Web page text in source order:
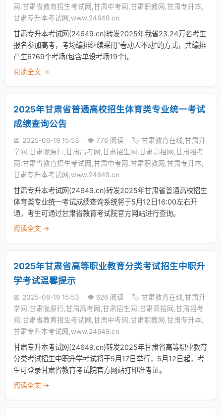
网,甘肃省教育招生考试网,甘肃中考网,甘肃职教网,甘肃专升本,
甘肃专升本考试网,www.24649.cn
甘肃专升本考试网(24649.cn)转发2025年我省23.24万名考生
报名参加高考，考场编排继续采用“卷动人不动”的方式，共编排
产生6769个考场(包含单设考场19个)。
阅读全文 →
2025年甘肃省普通高校招生体育类专业统一考试
成绩查询公告
📅 2025-06-19 15:53 👁️ 776 阅读
🏷️ 甘肃教育在线,甘肃升
学网,甘肃陇原行,甘肃高考网,甘肃招生网,甘肃高招网,甘肃招考
网,甘肃省教育招生考试网,甘肃中考网,甘肃职教网,甘肃专升本,
甘肃专升本考试网,www.24649.cn
甘肃专升本考试网(24649.cn)转发2025年甘肃省普通高校招生
体育类专业统一考试成绩查询系统将于5月12日16:00左右开
通，考生可通过甘肃省教育考试院官方网站进行查询。
阅读全文 →
2025年甘肃省高等职业教育分类考试招生中职升
学考试温馨提示
📅 2025-06-19 15:53 👁️ 626 阅读
🏷️ 甘肃教育在线,甘肃升
学网,甘肃陇原行,甘肃高考网,甘肃招生网,甘肃高招网,甘肃招考
网,甘肃省教育招生考试网,甘肃中考网,甘肃职教网,甘肃专升本,
甘肃专升本考试网,www.24649.cn
甘肃专升本考试网(24649.cn)转发2025年甘肃省高等职业教育
分类考试招生中职升学考试将于5月17日举行，5月12日起，考
生可登录甘肃省教育考试院官方网站打印准考证。
阅读全文 →